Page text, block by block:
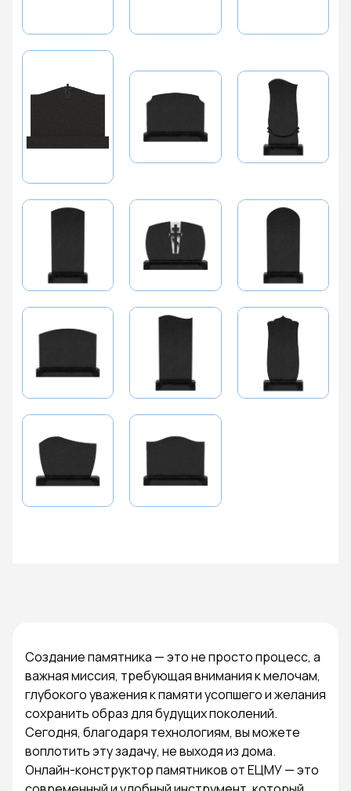
Создание памятника — это не просто процесс, а
важная миссия, требующая внимания к мелочам,
глубокого уважения к памяти усопшего и желания
сохранить образ для будущих поколений.
Сегодня, благодаря технологиям, вы можете
воплотить эту задачу, не выходя из дома.
Онлайн-конструктор памятников от ЕЦМУ — это